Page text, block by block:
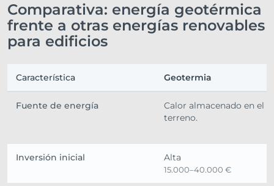
Comparativa: energía geotérmica
frente a otras energías renovables
para edificios
Característica Geotermia
Fuente de energía
Calor almacenado en el
terreno.
Inversión inicial Alta
15.000–40.000 €